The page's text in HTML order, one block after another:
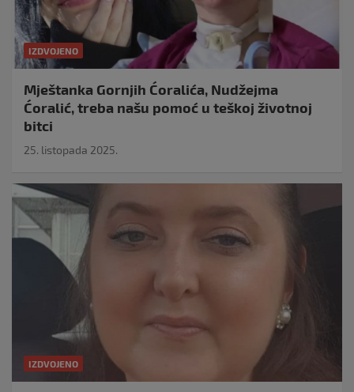
IZDVOJENO
Mještanka Gornjih Ćoralića, Nudžejma
Ćoralić, treba našu pomoć u teškoj životnoj
bitci
25. listopada 2025.
IZDVOJENO